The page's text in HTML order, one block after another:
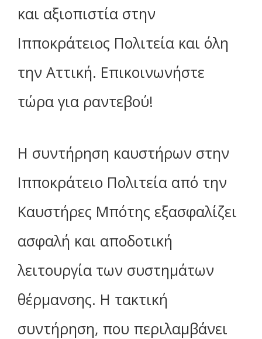
και αξιοπιστία στην
Ιπποκράτειος Πολιτεία και όλη
την Αττική. Επικοινωνήστε
τώρα για ραντεβού!
Η συντήρηση καυστήρων στην
Ιπποκράτειο Πολιτεία από την
Καυστήρες Μπότης εξασφαλίζει
ασφαλή και αποδοτική
λειτουργία των συστημάτων
θέρμανσης. Η τακτική
συντήρηση, που περιλαμβάνει